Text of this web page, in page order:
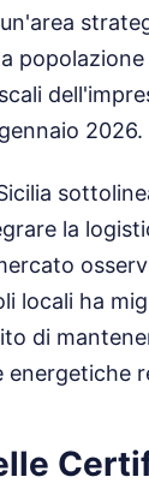
2026.
la
locali ha
di